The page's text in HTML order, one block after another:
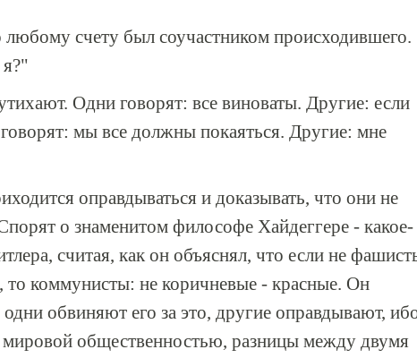
счету был соучастником происходившего.
Одни говорят: все виноваты. Другие: если
мы все должны покаяться. Другие: мне
оправдываться и доказывать, что они не
о знаменитом философе Хайдеггере - какое-
считая, как он объяснял, что если не
то коммунисты: не коричневые - красные. Он
обвиняют его за это, другие оправдывают,
мировой общественностью, разницы между двумя